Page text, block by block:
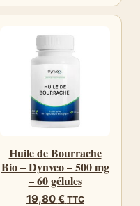
Huile de Bourrache
Bio – Dynveo – 500 mg
– 60 gélules
19,80€ TTC